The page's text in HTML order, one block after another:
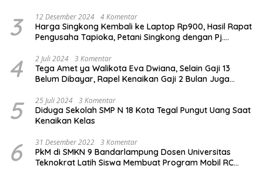
3 12 Desember 2024 4 Komentar
Harga Singkong Kembali ke Laptop Rp900, Hasil Rapat
Pengusaha Tapioka, Petani Singkong dengan Pj.
4 2 Juli 2024 3 Komentar
Tega Amet ya Walikota Eva Dwiana, Selain Gaji 13
Belum Dibayar, Rapel Kenaikan Gaji 2 Bulan Juga
5 25 Juli 2024 3 Komentar
Diduga Sekolah SMP N 18 Kota Tegal Pungut Uang Saat
Kenaikan Kelas
6 31 Desember 2022 3 Komentar
PkM di SMKN 9 Bandarlampung Dosen Universitas
Teknokrat Latih Siswa Membuat Program Mobil RC